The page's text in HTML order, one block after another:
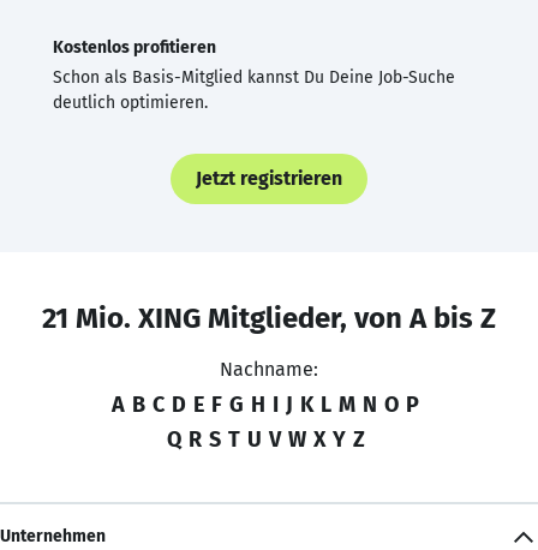
Kostenlos profitieren
Schon als Basis-Mitglied kannst Du Deine Job-Suche
deutlich optimieren.
Jetzt registrieren
21 Mio. XING Mitglieder, von A bis Z
Nachname:
A B C D E F G H I J K L M N O P
Q R S T U V W X Y Z
Unternehmen